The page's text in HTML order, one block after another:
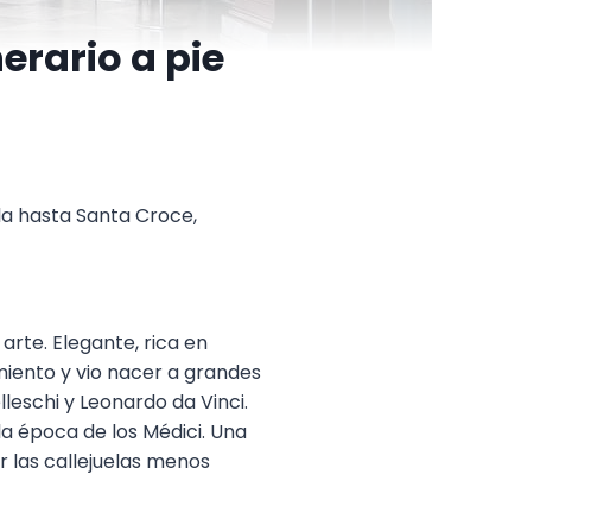
a pie
hasta Santa Croce,
Elegante, rica en
y vio nacer a grandes
y Leonardo da Vinci.
época de los Médici. Una
las callejuelas menos